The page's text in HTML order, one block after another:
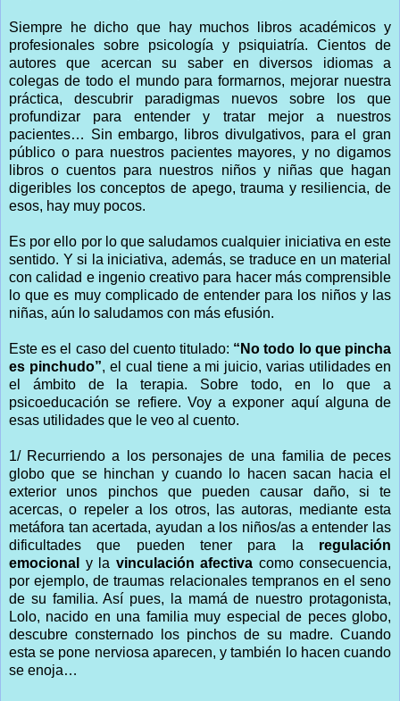
Siempre he dicho que hay muchos libros académicos y
profesionales sobre psicología y psiquiatría. Cientos de
autores que acercan su saber en diversos idiomas a
colegas de todo el mundo para formarnos, mejorar nuestra
práctica, descubrir paradigmas nuevos sobre los que
profundizar para entender y tratar mejor a nuestros
pacientes… Sin embargo, libros divulgativos, para el gran
público o para nuestros pacientes mayores, y no digamos
libros o cuentos para nuestros niños y niñas que hagan
digeribles los conceptos de apego, trauma y resiliencia, de
esos, hay muy pocos.
Es por ello por lo que saludamos cualquier iniciativa en este
sentido. Y si la iniciativa, además, se traduce en un material
con calidad e ingenio creativo para hacer más comprensible
lo que es muy complicado de entender para los niños y las
niñas, aún lo saludamos con más efusión.
Este es el caso del cuento titulado: “No todo lo que pincha
es pinchudo”, el cual tiene a mi juicio, varias utilidades en
el ámbito de la terapia. Sobre todo, en lo que a
psicoeducación se refiere. Voy a exponer aquí alguna de
esas utilidades que le veo al cuento.
1/ Recurriendo a los personajes de una familia de peces
globo que se hinchan y cuando lo hacen sacan hacia el
exterior unos pinchos que pueden causar daño, si te
acercas, o repeler a los otros, las autoras, mediante esta
metáfora tan acertada, ayudan a los niños/as a entender las
dificultades que pueden tener para la regulación
emocional
y la vinculación afectiva como consecuencia,
por ejemplo, de traumas relacionales tempranos en el seno
de su familia. Así pues, la mamá de nuestro protagonista,
Lolo, nacido en una familia muy especial de peces globo,
descubre consternado los pinchos de su madre. Cuando
esta se pone nerviosa aparecen, y también lo hacen cuando
se enoja…